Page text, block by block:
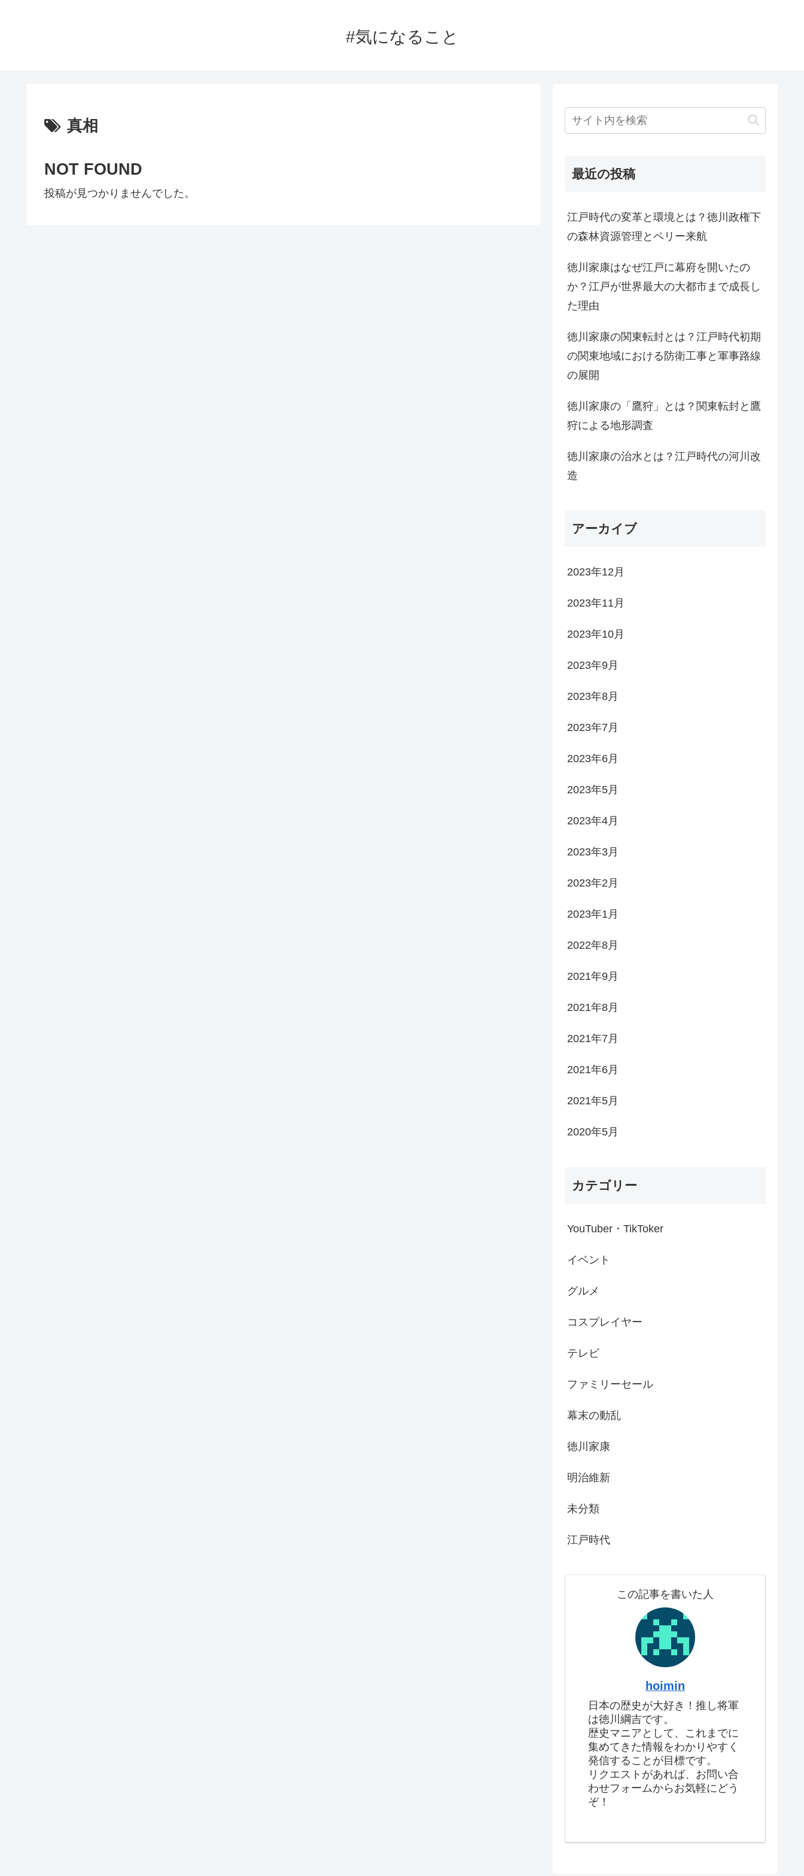
#気になること
真相
NOT FOUND
投稿が見つかりませんでした。
最近の投稿
江戸時代の変革と環境とは？徳川政権下
の森林資源管理とペリー来航
徳川家康はなぜ江戸に幕府を開いたの
か？江戸が世界最大の大都市まで成長し
た理由
徳川家康の関東転封とは？江戸時代初期
の関東地域における防衛工事と軍事路線
の展開
徳川家康の「鷹狩」とは？関東転封と鷹
狩による地形調査
徳川家康の治水とは？江戸時代の河川改
造
アーカイブ
2023年12月
2023年11月
2023年10月
2023年9月
2023年8月
2023年7月
2023年6月
2023年5月
2023年4月
2023年3月
2023年2月
2023年1月
2022年8月
2021年9月
2021年8月
2021年7月
2021年6月
2021年5月
2020年5月
カテゴリー
YouTuber・TikToker
イベント
グルメ
コスプレイヤー
テレビ
ファミリーセール
幕末の動乱
徳川家康
明治維新
未分類
江戸時代
この記事を書いた人
hoimin
日本の歴史が大好き！推し将軍
は徳川綱吉です。
歴史マニアとして、これまでに
集めてきた情報をわかりやすく
発信することが目標です。
リクエストがあれば、お問い合
わせフォームからお気軽にどう
ぞ！